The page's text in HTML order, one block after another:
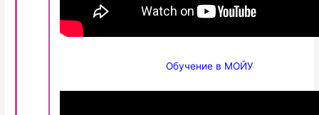
Обучение в МОЙУ